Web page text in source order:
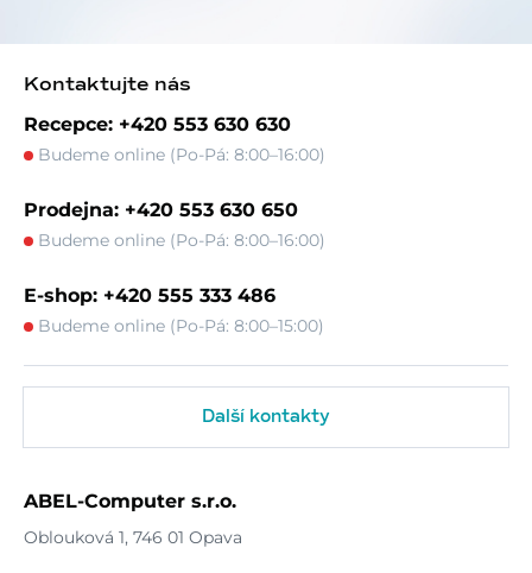
Kontaktujte nás
Recepce: +420 553 630 630
Budeme online (Po-Pá: 8:00–16:00)
Prodejna: +420 553 630 650
Budeme online (Po-Pá: 8:00–16:00)
E-shop: +420 555 333 486
Budeme online (Po-Pá: 8:00–15:00)
Další kontakty
ABEL-Computer s.r.o.
Oblouková 1, 746 01 Opava